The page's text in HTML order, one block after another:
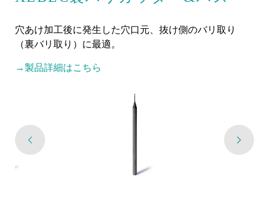
穴あけ加工後に発生した穴口元、抜け側のバリ取り
（裏バリ取り）に最適。
→製品詳細はこちら